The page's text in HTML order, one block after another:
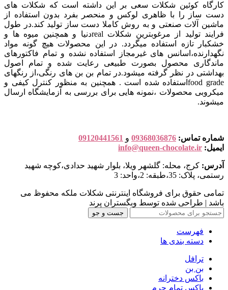
کارگاه کوئین شکلات سعی بر این داشته است که شکلات های
دست ساز را با ظاهری لوکس و منحصر بفرد بدون استفاده از
ماشین آلات صنعتی و به روش کاملا دست ساز تولید کند.در طول
فرایند تولید از مرغوبترین شکلات realدنیا و همچنین میوه ها و
خشکبار تازه استفاده میگردد. در این محصولات هیچ گونه مواد
نگهدارنده،اسانس های غیرمجاز استفاده نشده و تمام فاکتورهای
ماندگاری محصول بصورت طبیعی رعایت شده و تمام اصول
بهداشتی در نظر گرفته میشود.در تمام بن بن های رنگی،از رنگهای
food gradeاستفاده شده است . همچنین به منظور کنترل کیفی و
میکروبی محصولات ،نمونه هایی برای بررسی به آزمایشگاه ارسال
میشوند.
شماره تماس: 09368036876 و 09120441561
ایمیل: info@queen-chocolate.ir
آدرس: کرج، محله: گلشهر ویلا، بلوار شهید حدادی،کوچه شهید
رستمی، پلاک: 35،طبقه: 2،واحد: 3
تمامی حقوق برای فروشگاه اینترنتی شکلات ملکه محفوظ می
باشد | طراحی شده توسط وبگستران پرند
جست و جو
فهرست
دسته بندی ها
ترافل
بن بن
باکس دخترانه
باکس تمام چرم